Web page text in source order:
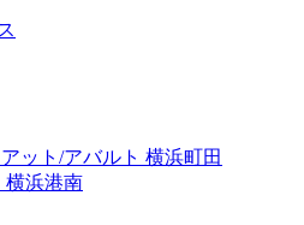
ット/アバルト 横浜町田
横浜港南